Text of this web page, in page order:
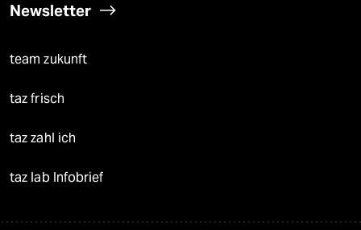
Newsletter
team zukunft
taz frisch
taz zahl ich
taz lab Infobrief